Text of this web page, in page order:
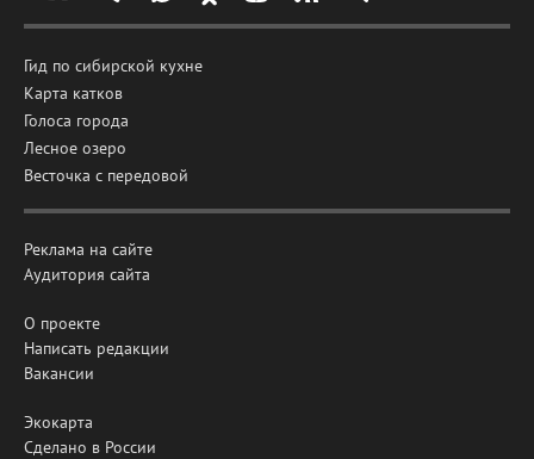
Гид по сибирской кухне
Карта катков
Голоса города
Лесное озеро
Весточка с передовой
Реклама на сайте
Аудитория сайта
О проекте
Написать редакции
Вакансии
Экокарта
Сделано в России